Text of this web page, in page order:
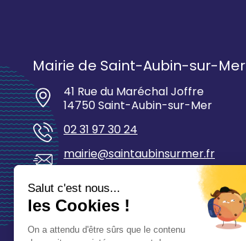
Mairie de Saint-Aubin-sur-Mer
41 Rue du Maréchal Joffre
14750 Saint-Aubin-sur-Mer
02 31 97 30 24
mairie@saintaubinsurmer.fr